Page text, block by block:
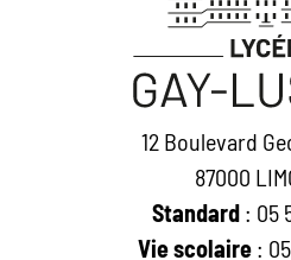
12 Boulevard
87000
Standard : 05
Vie scolaire :